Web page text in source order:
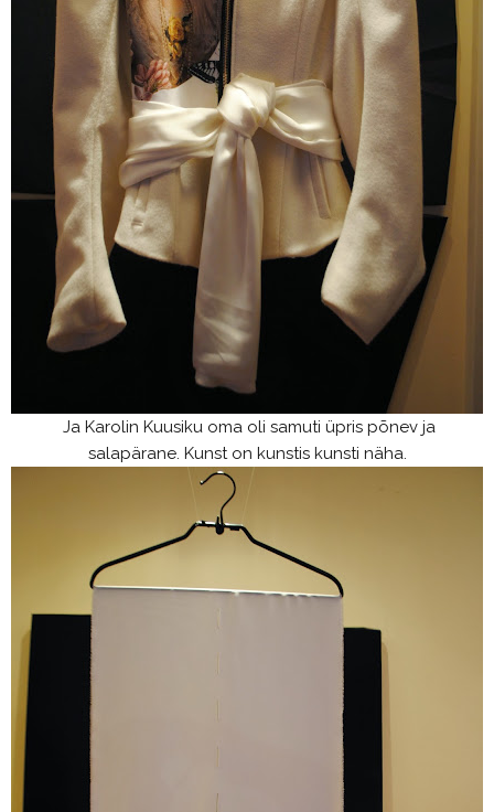
Ja Karolin Kuusiku oma oli samuti üpris põnev ja
salapärane. Kunst on kunstis kunsti näha.